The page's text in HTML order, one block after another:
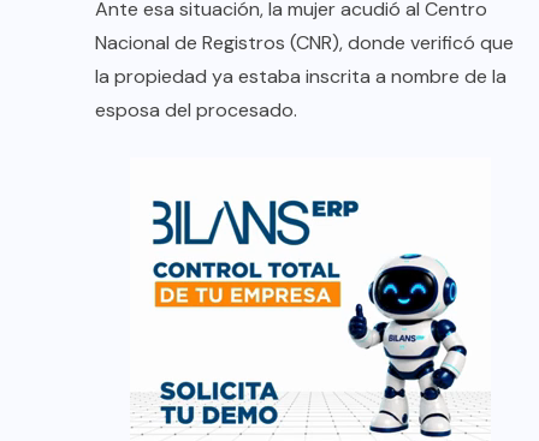
Ante esa situación, la mujer acudió al Centro
Nacional de Registros (CNR), donde verificó que
la propiedad ya estaba inscrita a nombre de la
esposa del procesado.